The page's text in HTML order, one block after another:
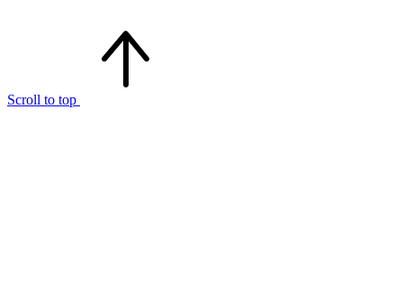
Scroll to top